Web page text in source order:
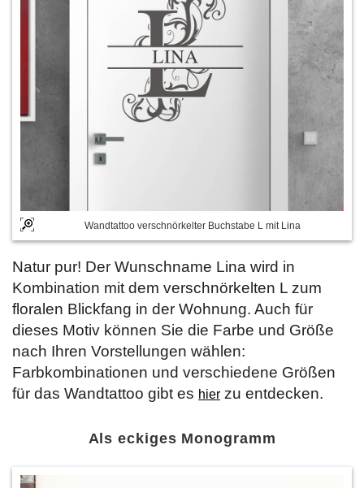
Wandtattoo verschnörkelter Buchstabe L mit Lina
Natur pur! Der Wunschname Lina wird in
Kombination mit dem verschnörkelten L zum
floralen Blickfang in der Wohnung. Auch für
dieses Motiv können Sie die Farbe und Größe
nach Ihren Vorstellungen wählen:
Farbkombinationen und verschiedene Größen
für das Wandtattoo gibt es hier zu entdecken.
Als eckiges Monogramm